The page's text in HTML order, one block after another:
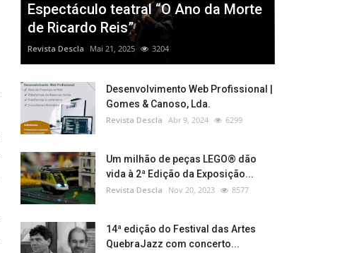
Espectáculo teatral “O Ano da Morte
de Ricardo Reis”
Revista Descla Mai 21, 2025 3204
Desenvolvimento Web Profissional |
Gomes & Canoso, Lda.
Revista Descla Abr 9, 2024 6299
Um milhão de peças LEGO® dão
vida à 2ª Edição da Exposição...
Revista Descla Nov 20, 2023 8577
14ª edição do Festival das Artes
QuebraJazz com concerto...